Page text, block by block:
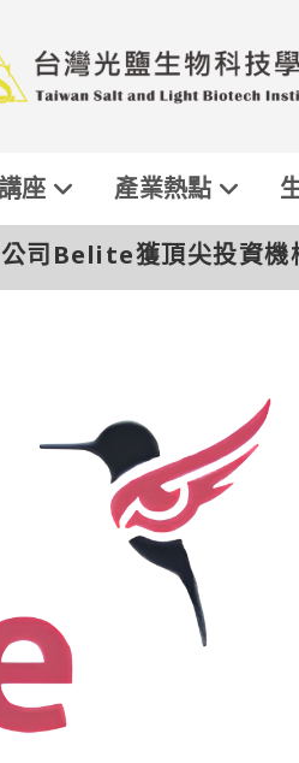
座 產業熱點
司Belite獲頂尖投資機